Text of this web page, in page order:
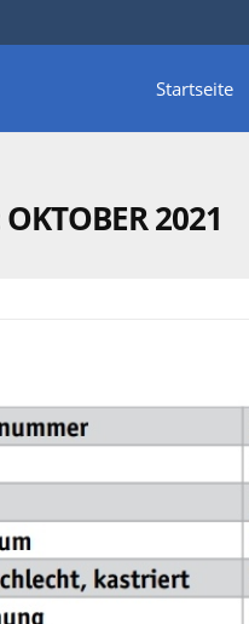
Startseite
OKTOBER 2021